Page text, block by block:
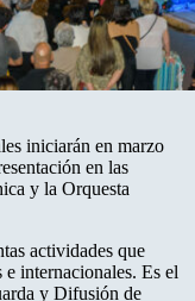
iniciarán en marzo
en las
y la Orquesta
actividades que
internacionales. Es el
y Difusión de